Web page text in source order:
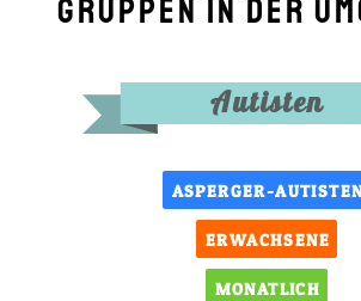
Gruppen in der
Autisten
ASPERGER-
ERWACHSENE
MONATLICH